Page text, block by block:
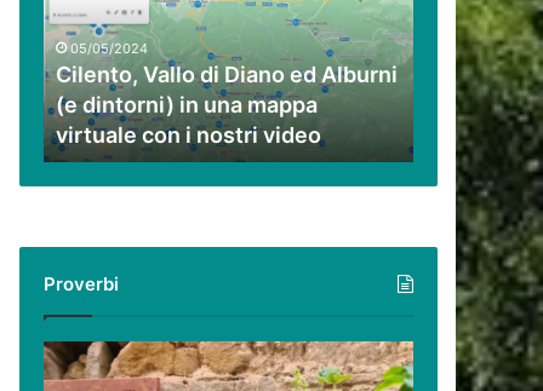
Alburni
(e
dintorni)
in
una
mappa
virtuale
video
05/05/2024
Cilento, Vallo di Diano ed Alburni
(e dintorni) in una mappa
virtuale con i nostri video
Proverbi
Podcast
–